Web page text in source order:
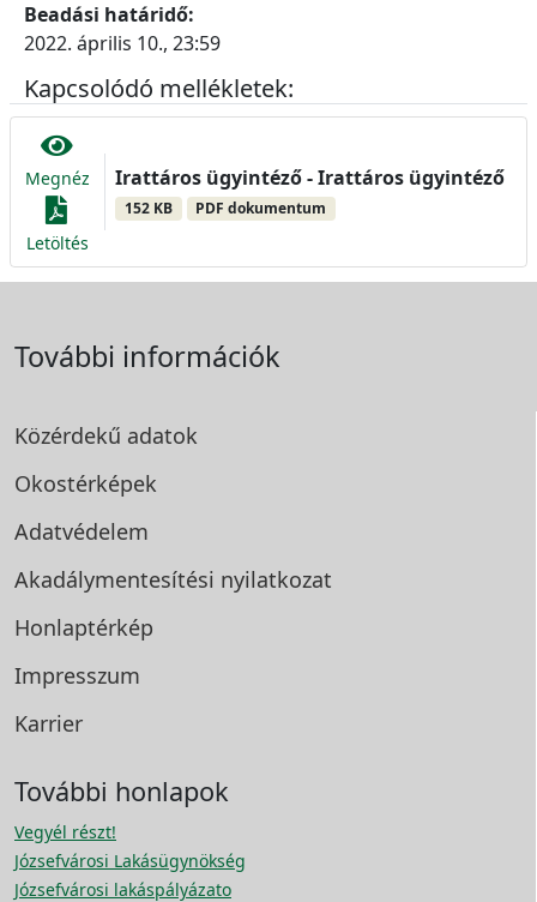
Beadási határidő:
2022. április 10., 23:59
Kapcsolódó mellékletek:
Megnéz
Letöltés
Irattáros ügyintéző - Irattáros ügyintéző
152 KB PDF dokumentum
További információk
Közérdekű adatok
Okostérképek
Adatvédelem
Akadálymentesítési nyilatkozat
Honlaptérkép
Impresszum
Karrier
További honlapok
Vegyél részt!
Józsefvárosi Lakásügynökség
Józsefvárosi lakáspályázato